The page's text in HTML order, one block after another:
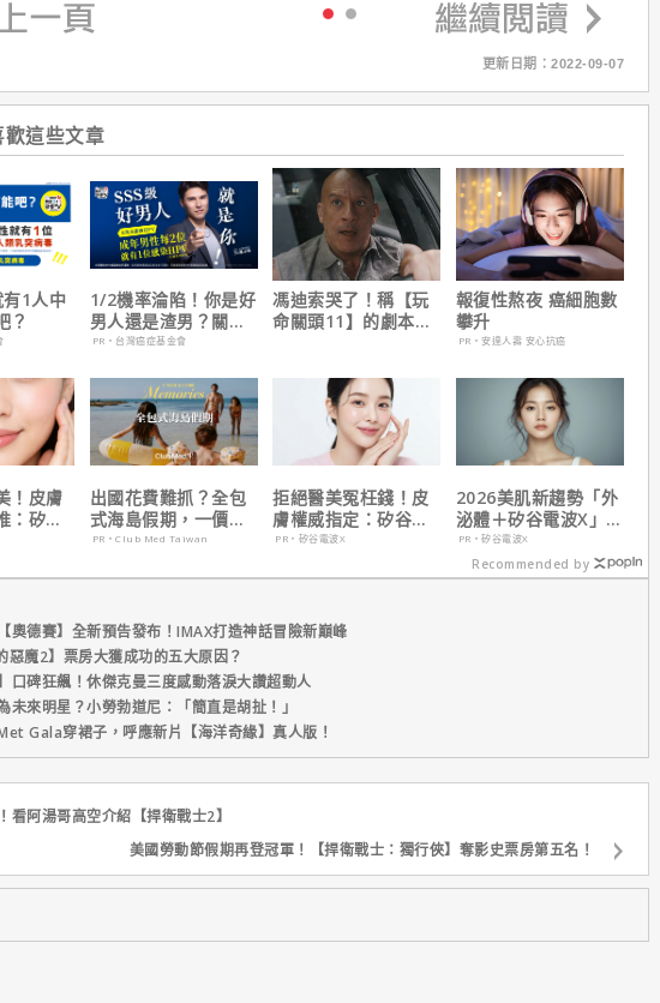
更新日期：2022-09-07
這些文章
1人中
？
1/2機率淪陷！你是好
男人還是渣男？關鍵
在這
PR・台灣癌症基金會
馮迪索哭了！稱【玩
命關頭11】的劇本是
報復性熬夜 癌細胞數
攀升
PR・安達人壽 安心抗癌
！皮膚
：矽谷
由內而
出國花費難抓？全包
式海島假期，一價搞
定食宿玩樂，省錢更
PR・Club Med Taiwan
拒絕醫美冤枉錢！皮
膚權威指定：矽谷電
波 X 由內而外養出逆
PR・矽谷電波X
2026美肌新趨勢「外
泌體＋矽谷電波X」聯
手，開啟高階養膚新
世代
PR・矽谷電波X
Recommended by
奧德賽】全新預告發布！IMAX打造神話冒險新巔峰
惡魔2】票房大獲成功的五大原因？
口碑狂飆！休傑克曼三度感動落淚大讚超動人
未來明星？小勞勃道尼：「簡直是胡扯！」
Gala穿裙子，呼應新片【海洋奇緣】真人版！
看阿湯哥高空介紹【捍衛戰士2】
美國勞動節假期再登冠軍！【捍衛戰士：獨行俠】奪影史票房第五名！